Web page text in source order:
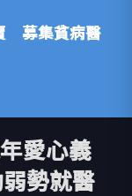
募集貧病醫
愛心義
勢就醫